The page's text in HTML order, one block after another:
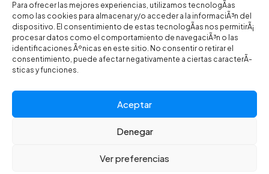
Para ofrecer las mejores experiencias, utilizamos tecnologÃ­as
como las cookies para almacenar y/o acceder a la informaciÃ³n del
dispositivo. El consentimiento de estas tecnologÃ­as nos permitirÃ¡
procesar datos como el comportamiento de navegaciÃ³n o las
identificaciones Ãºnicas en este sitio. No consentir o retirar el
consentimiento, puede afectar negativamente a ciertas caracterÃ­
sticas y funciones.
Aceptar
Denegar
Ver preferencias
Frenos-Pastillas
©2025 CR BIKES - Todos los derechos reservados. Desarrollado
Aviso legal